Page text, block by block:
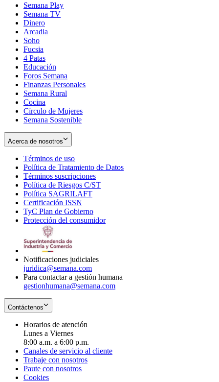
Semana Play
Semana TV
Dinero
Arcadia
Soho
in
new
window
Fucsia
in
new
window
4 Patas
Educación
Foros Semana
Finanzas Personales
Semana Rural
Cocina
Círculo de Mujeres
Semana Sostenible
Acerca de nosotros
Términos de uso
in
new
window
Política de Tratamiento de Datos
Términos suscripciones
in
Política de Riesgos C/ST
Política SAGRILAFT
new
window
Certificación ISSN
in
new
TyC Plan de Gobierno
in
Protección del consumidorOpens
Notificaciones judiciales
juridica@semana.com
Para contactar a gestión humana
gestionhumana@semana.com
Contáctenos
Horarios de atención
Lunes a Viernes
8:00 a.m. a 6:00 p.m.
Canales de servicio al cliente
Trabaje con nosotros
Paute con nosotros
Cookies